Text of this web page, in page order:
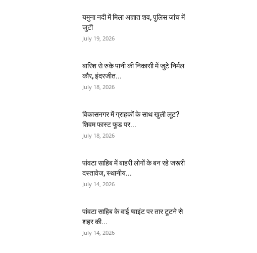
यमुना नदी में मिला अज्ञात शव, पुलिस जांच में
जुटी
July 19, 2026
बारिश से रुके पानी की निकासी में जुटे निर्मल
कौर, इंदरजीत...
July 18, 2026
विकासनगर में ग्राहकों के साथ खुली लूट?
शिवम फास्ट फूड पर...
July 18, 2026
पांवटा साहिब में बाहरी लोगों के बन रहे जरूरी
दस्तावेज, स्थानीय...
July 14, 2026
पांवटा साहिब के वाई प्वाइंट पर तार टूटने से
शहर की...
July 14, 2026